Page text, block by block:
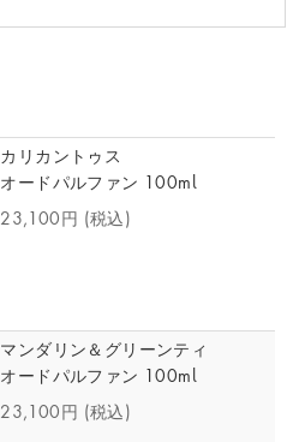
カリカントゥス
オードパルファン 100ml
23,100円 (税込)
マンダリン＆グリーンティ
オードパルファン 100ml
23,100円 (税込)